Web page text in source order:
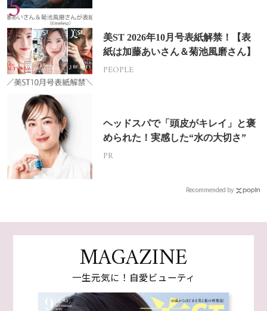
美ST 2026年10月号表紙解禁！【表
紙は加藤あいさん＆菊池風磨さん】
PEOPLE
ヘッドスパで「頭皮がキレイ」と褒
められた！実感した“水の大切さ”
PR
Recommended by
MAGAZINE
一生元気に！自愛ビューティ